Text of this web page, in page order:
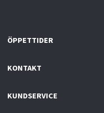
ÖPPETTIDER
KONTAKT
KUNDSERVICE